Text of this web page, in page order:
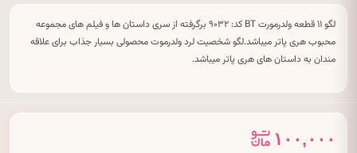
لگو ۱۱ قطعه ولدرمورت BT کد: ۹۰۳۲ برگرفته از سری داستان ها و فیلم های مجموعه
محبوب هری پاتر میباشد.لگو شخصیت لرد ولدرموت محصولی بسیار جذاب برای علاقه
مندان به داستان های هری پاتر میباشد.
۱۰۰,۰۰۰